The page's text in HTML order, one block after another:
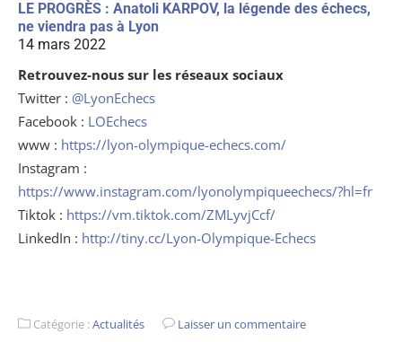
LE PROGRÈS : Anatoli KARPOV, la légende des échecs,
ne viendra pas à Lyon
14 mars 2022
Retrouvez-nous sur les réseaux sociaux
Twitter : @LyonEchecs
Facebook : LOEchecs
www : https://lyon-olympique-echecs.com/
Instagram :
https://www.instagram.com/lyonolympiqueechecs/?hl=fr
Tiktok : https://vm.tiktok.com/ZMLyvjCcf/
LinkedIn : http://tiny.cc/Lyon-Olympique-Echecs
Catégorie :Actualités Laisser un commentaire